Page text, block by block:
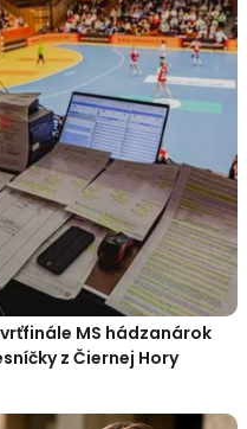
MS hádzanárok
z Čiernej Hory